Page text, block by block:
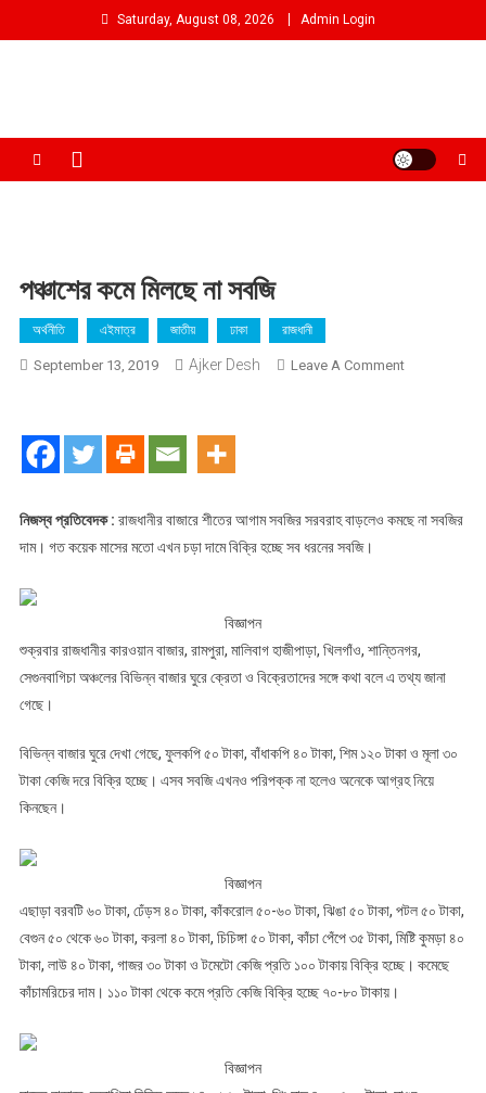
to
Saturday, August 08, 2026 Admin Login
পঞ্চাশের কমে মিলছে না সবজি
অর্থনীতি এইমাত্র জাতীয় ঢাকা রাজধানী
September 13, 2019 Ajker Desh Leave A CommentOn
নিজস্ব প্রতিবেদক : রাজধানীর বাজারে শীতের আগাম সবজির সরবরাহ বাড়লেও কমছে না সবজির
দাম। গত কয়েক মাসের মতো এখন চড়া দামে বিক্রি হচ্ছে সব ধরনের সবজি।
বিজ্ঞাপন
শুক্রবার রাজধানীর কারওয়ান বাজার, রামপুরা, মালিবাগ হাজীপাড়া, খিলগাঁও, শান্তিনগর,
সেগুনবাগিচা অঞ্চলের বিভিন্ন বাজার ঘুরে ক্রেতা ও বিক্রেতাদের সঙ্গে কথা বলে এ তথ্য জানা
গেছে।
বিভিন্ন বাজার ঘুরে দেখা গেছে, ফুলকপি ৫০ টাকা, বাঁধাকপি ৪০ টাকা, শিম ১২০ টাকা ও মূলা ৩০
টাকা কেজি দরে বিক্রি হচ্ছে। এসব সবজি এখনও পরিপক্ক না হলেও অনেকে আগ্রহ নিয়ে
কিনছেন।
বিজ্ঞাপন
এছাড়া বরবটি ৬০ টাকা, ঢেঁড়স ৪০ টাকা, কাঁকরোল ৫০-৬০ টাকা, ঝিঙা ৫০ টাকা, পটল ৫০ টাকা,
বেগুন ৫০ থেকে ৬০ টাকা, করলা ৪০ টাকা, চিচিঙ্গা ৫০ টাকা, কাঁচা পেঁপে ৩৫ টাকা, মিষ্টি কুমড়া ৪০
টাকা, লাউ ৪০ টাকা, গাজর ৩০ টাকা ও টমেটো কেজি প্রতি ১০০ টাকায় বিক্রি হচ্ছে। কমেছে
কাঁচামরিচের দাম। ১১০ টাকা থেকে কমে প্রতি কেজি বিক্রি হচ্ছে ৭০-৮০ টাকায়।
বিজ্ঞাপন